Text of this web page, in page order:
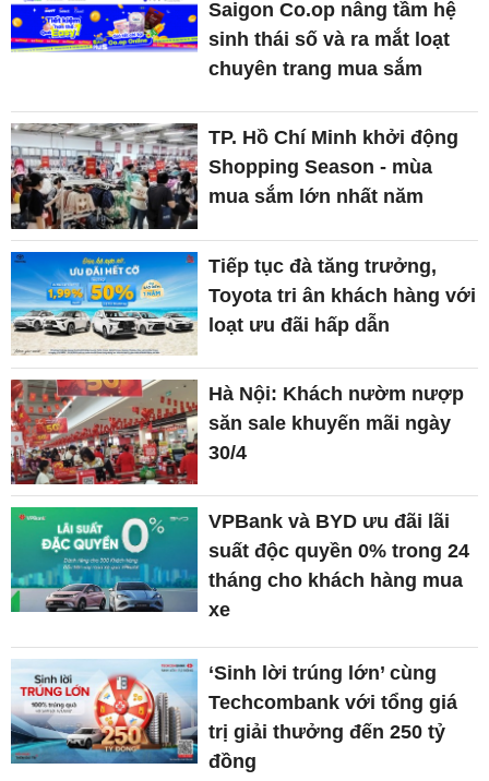
Saigon Co.op nâng tầm hệ
sinh thái số và ra mắt loạt
chuyên trang mua sắm
TP. Hồ Chí Minh khởi động
Shopping Season - mùa
mua sắm lớn nhất năm
Tiếp tục đà tăng trưởng,
Toyota tri ân khách hàng với
loạt ưu đãi hấp dẫn
Hà Nội: Khách nườm nượp
săn sale khuyến mãi ngày
30/4
VPBank và BYD ưu đãi lãi
suất độc quyền 0% trong 24
tháng cho khách hàng mua
xe
‘Sinh lời trúng lớn’ cùng
Techcombank với tổng giá
trị giải thưởng đến 250 tỷ
đồng